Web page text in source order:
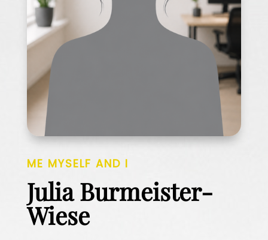
ME MYSELF AND I
Julia Burmeister-
Wiese